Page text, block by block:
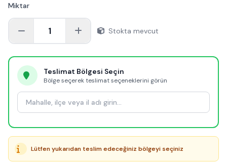
Miktar
1 Stokta mevcut
Teslimat Bölgesi Seçin
Bölge seçerek teslimat seçeneklerini görün
Lütfen yukarıdan teslim edeceğiniz bölgeyi seçiniz